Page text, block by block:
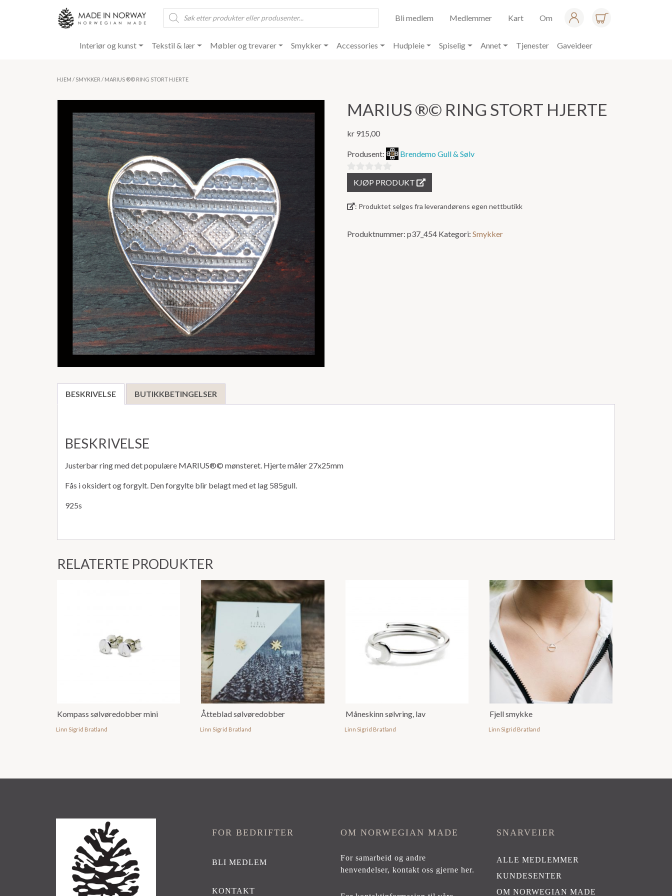
Products
search
Bli medlem Medlemmer Kart Om
Interiør og kunst Tekstil & lær Møbler og trevarer Smykker Accessories Hudpleie Spiselig Annet Tjenester Gaveideer
HJEM / SMYKKER / MARIUS ®️©️ RING STORT HJERTE
MARIUS ®️©️ RING STORT HJERTE
kr 915,00
Produsent: Brendemo Gull & Sølv
ut
av
KJØP PRODUKT
: Produktet selges fra leverandørens egen nettbutikk
Produktnummer:p37_454 Kategori:Smykker
BESKRIVELSE BUTIKKBETINGELSER
BESKRIVELSE
Justerbar ring med det populære MARIUS®️©️ mønsteret. Hjerte måler 27x25mm
Fås i oksidert og forgylt. Den forgylte blir belagt med et lag 585gull.
925s
RELATERTE PRODUKTER
Kompass sølvøredobber mini
Linn Sigrid Bratland
Åtteblad sølvøredobber
Linn Sigrid Bratland
Måneskinn sølvring, lav
Linn Sigrid Bratland
Fjell smykke
Linn Sigrid Bratland
FOR BEDRIFTER
BLI MEDLEM
KONTAKT
OM NORWEGIAN MADE
For samarbeid og andre
henvendelser,kontakt oss gjerne her.
SNARVEIER
ALLE MEDLEMMER
KUNDESENTER
OM NORWEGIAN MADE